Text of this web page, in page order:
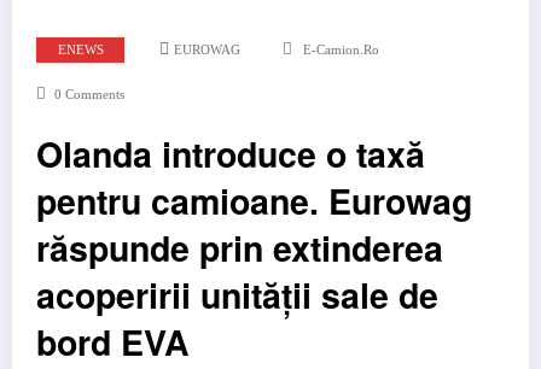
ENEWS EUROWAG E-Camion.ro
0 Comments
Olanda introduce o taxă
pentru camioane. Eurowag
răspunde prin extinderea
acoperirii unității sale de
bord EVA